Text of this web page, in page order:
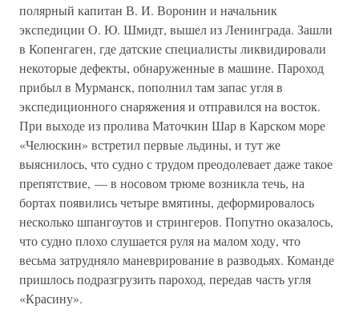
полярный капитан В. И. Воронин и начальник
экспедиции О. Ю. Шмидт, вышел из Ленинграда. Зашли
в Копенгаген, где датские специалисты ликвидировали
некоторые дефекты, обнаруженные в машине. Пароход
прибыл в Мурманск, пополнил там запас угля в
экспедиционного снаряжения и отправился на восток.
При выходе из пролива Маточкин Шар в Карском море
«Челюскин» встретил первые льдины, и тут же
выяснилось, что судно с трудом преодолевает даже такое
препятствие, — в носовом трюме возникла течь, на
бортах появились четыре вмятины, деформировалось
несколько шпангоутов и стрингеров. Попутно оказалось,
что судно плохо слушается руля на малом ходу, что
весьма затрудняло маневрирование в разводьях. Команде
пришлось подразгрузить пароход, передав часть угля
«Красину».